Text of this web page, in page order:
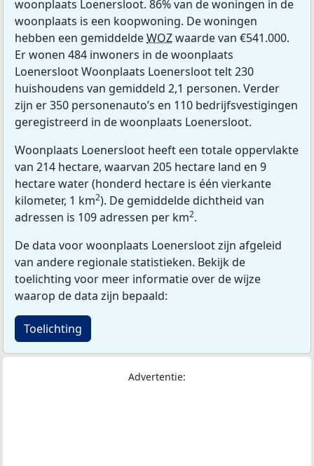
woonplaats Loenersloot. 86% van de woningen in de
woonplaats is een koopwoning. De woningen
hebben een gemiddeldeWOZwaarde van €541.000.
Er wonen 484 inwoners in de woonplaats
Loenersloot Woonplaats Loenersloot telt 230
huishoudens van gemiddeld 2,1 personen. Verder
zijn er 350 personenauto’s en 110 bedrijfsvestigingen
geregistreerd in de woonplaats Loenersloot.
Woonplaats Loenersloot heeft een totale oppervlakte
van 214 hectare, waarvan 205 hectare land en 9
hectare water (honderd hectare is één vierkante
kilometer, 1 km2). De gemiddelde dichtheid van
adressen is 109 adressen per km2.
De data voor woonplaats Loenersloot zijn afgeleid
van andere regionale statistieken. Bekijk de
toelichting voor meer informatie over de wijze
waarop de data zijn bepaald:
Toelichting
Advertentie: